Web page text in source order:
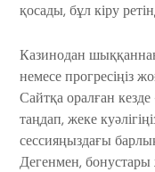
қосады, бұл кіру
Казинодан
немесе прогресіңіз
Сайтқа оралған
таңдап, жеке
сессияңыздағы
Дегенмен, бонустары